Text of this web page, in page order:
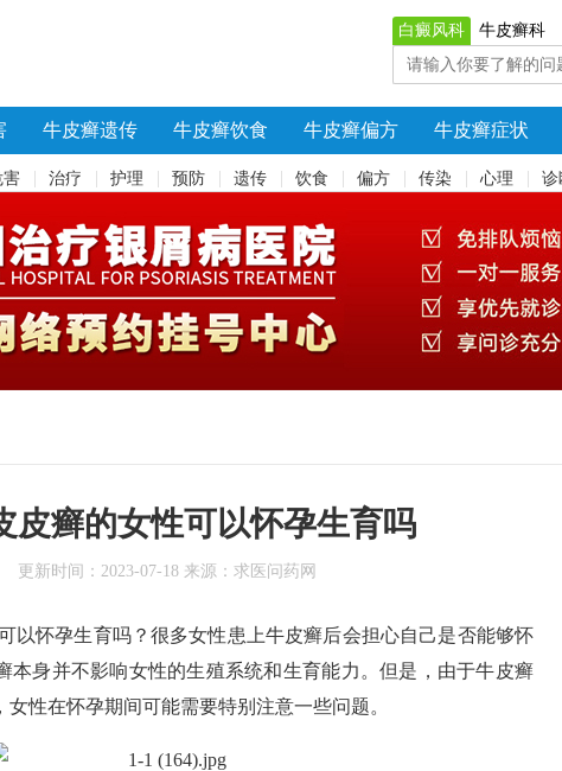
白癜风科 牛皮癣科
牛皮癣遗传 牛皮癣饮食 牛皮癣偏方 牛皮癣症状
害 治疗 护理 预防 遗传 饮食 偏方 传染 心理 诊
皮癣的女性可以怀孕生育吗
更新时间： 2023-07-18 来源： 求医问药网
怀孕生育吗？很多女性患上牛皮癣后会担心自己是否能够怀
本身并不影响女性的生殖系统和生育能力。但是，由于牛皮癣
性在怀孕期间可能需要特别注意一些问题。